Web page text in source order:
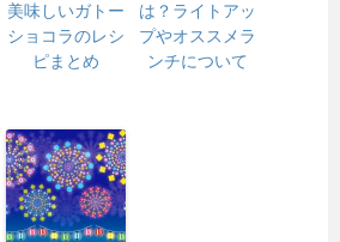
美味しいガトー
ショコラのレシ
ピまとめ
は？ライトアッ
プやオススメラ
ンチについて